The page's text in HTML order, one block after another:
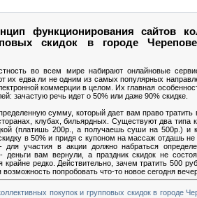
функционирования сайтов
скидок в городе
во всем мире набирают онлайновые
их едва ли не одним из самых популярных
коммерции в целом. Их главная
зачастую речь идет о 50% или даже 90% скидке.
сумму, который дает вам право тратить
клубах, бильярдных. Существуют два типа
(платишь 200р., а получаешь суши на 500р.) и
в 50% и придя с купоном на массаж отдашь не
для участия в акции должно набраться
деньги вам вернули, а праздник скидок не
крайне редко. Действительно, зачем тратить 500
возможность попробовать что-то новое сегодня
покупок и групповых скидок в городе